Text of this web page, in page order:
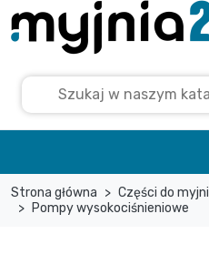
Strona główna Części do myjni
Pompy wysokociśnieniowe